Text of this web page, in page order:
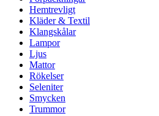
Hemtrevligt
Kläder & Textil
Klangskålar
Lampor
Ljus
Mattor
Rökelser
Seleniter
Smycken
Trummor